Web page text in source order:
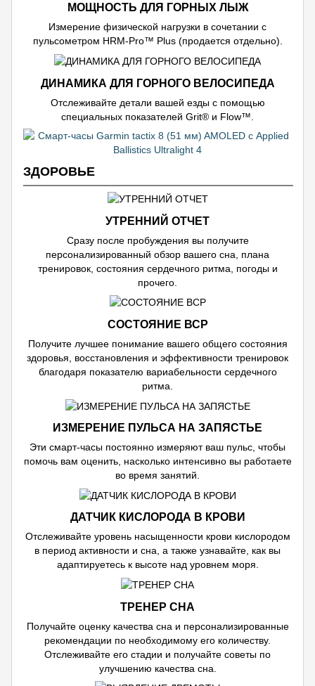
МОЩНОСТЬ ДЛЯ ГОРНЫХ ЛЫЖ
Измерение физической нагрузки в сочетании с
пульсометром HRM-Pro™ Plus (продается отдельно).
ДИНАМИКА ДЛЯ ГОРНОГО ВЕЛОСИПЕДА
Отслеживайте детали вашей езды с помощью
специальных показателей Grit® и Flow™.
ЗДОРОВЬЕ
УТРЕННИЙ ОТЧЕТ
Сразу после пробуждения вы получите
персонализированный обзор вашего сна, плана
тренировок, состояния сердечного ритма, погоды и
прочего.
СОСТОЯНИЕ ВСР
Получите лучшее понимание вашего общего состояния
здоровья, восстановления и эффективности тренировок
благодаря показателю вариабельности сердечного
ритма.
ИЗМЕРЕНИЕ ПУЛЬСА НА ЗАПЯСТЬЕ
Эти смарт-часы постоянно измеряют ваш пульс, чтобы
помочь вам оценить, насколько интенсивно вы работаете
во время занятий.
ДАТЧИК КИСЛОРОДА В КРОВИ
Отслеживайте уровень насыщенности крови кислородом
в период активности и сна, а также узнавайте, как вы
адаптируетесь к высоте над уровнем моря.
ТРЕНЕР СНА
Получайте оценку качества сна и персонализированные
рекомендации по необходимому его количеству.
Отслеживайте его стадии и получайте советы по
улучшению качества сна.